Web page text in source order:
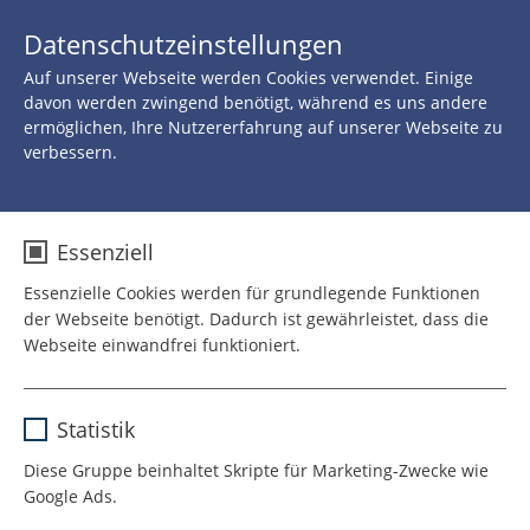
Datenschutzeinstellungen
Auf unserer Webseite werden Cookies verwendet. Einige
davon werden zwingend benötigt, während es uns andere
ermöglichen, Ihre Nutzererfahrung auf unserer Webseite zu
verbessern.
Essenziell
Essenzielle Cookies werden für grundlegende Funktionen
der Webseite benötigt. Dadurch ist gewährleistet, dass die
Webseite einwandfrei funktioniert.
Laufzeit
Statistik
Diese Gruppe beinhaltet Skripte für Marketing-Zwecke wie
Google Ads.